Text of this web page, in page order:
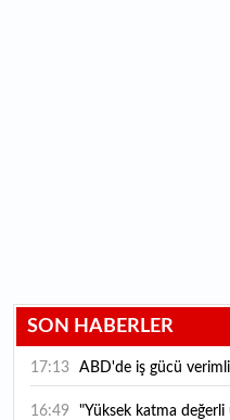
SON HABERLER
17:13 ABD'de iş gücü
16:49